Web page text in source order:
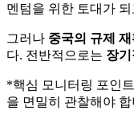
멘텀을 위한 토대가
그러나 중국의 규제 재
다. 전반적으로는 장기
*핵심 모니터링 포인
을 면밀히 관찰해야 합